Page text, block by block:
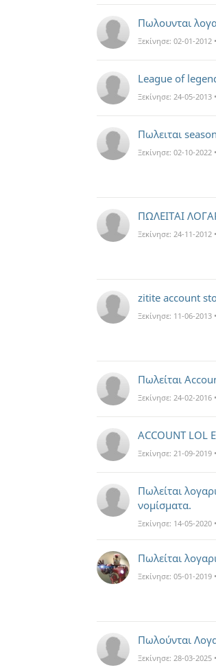
Πωλουνται
Ξεκίνησε: 02-01-2012 •
League of
Ξεκίνησε: 24-05-2013 •
Πωλειται
Ξεκίνησε: 02-10-2022 •
ΠΩΛΕΙΤΑΙ
Ξεκίνησε: 24-11-2012 •
zitite account
Ξεκίνησε: 11-06-2013 •
Πωλείται
Ξεκίνησε: 24-02-2016 •
ACCOUNT LOL
Ξεκίνησε: 21-09-2019 •
Πωλείται
νομίσματα.
Ξεκίνησε: 14-05-2020 •
Πωλείται
Ξεκίνησε: 05-01-2019 •
Πωλούνται
Ξεκίνησε: 28-03-2025 •